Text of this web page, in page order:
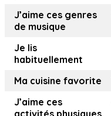
J’aime ces genres
de musique
Je lis
habituellement
Ma cuisine favorite
J’aime ces
activités physiques